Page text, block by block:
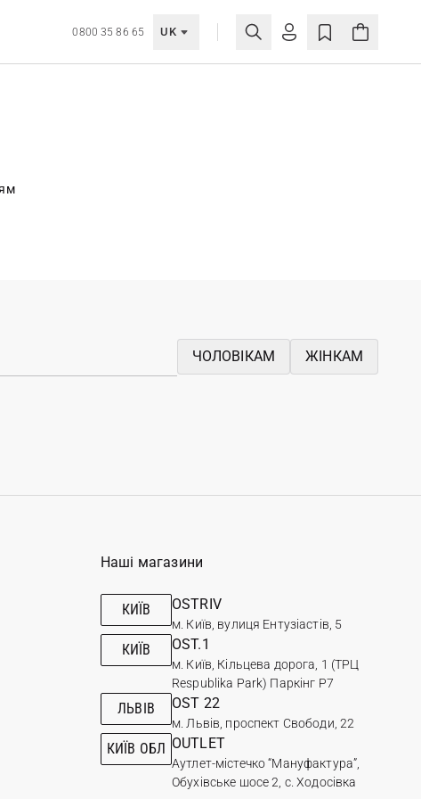
0800 35 86 65 UK
ЧОЛОВІКАМ ЖІНКАМ
Наші магазини
КИЇВ OSTRIV
м. Київ, вулиця Ентузіастів, 5
КИЇВ OST.1
м. Київ, Кільцева дорога, 1 (ТРЦ
Respublika Park) Паркінг Р7
ЛЬВІВ OST 22
м. Львів, проспект Свободи, 22
КИЇВ ОБЛ OUTLET
Аутлет-містечко “Мануфактура”,
Обухівське шосе 2, с. Ходосівка